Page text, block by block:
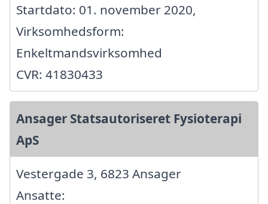
Startdato: 01. november 2020,
Virksomhedsform:
Enkeltmandsvirksomhed
CVR: 41830433
Ansager Statsautoriseret Fysioterapi
ApS
Vestergade 3, 6823 Ansager
Ansatte: